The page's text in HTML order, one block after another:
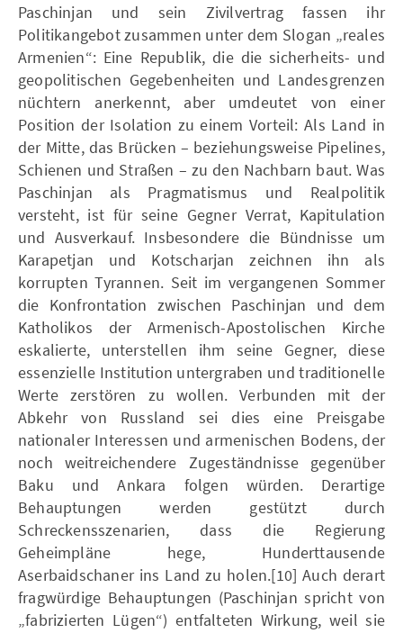
Paschinjan und sein Zivilvertrag fassen ihr
Politikangebot zusammen unter dem Slogan „reales
Armenien“: Eine Republik, die die sicherheits- und
geopolitischen Gegebenheiten und Landesgrenzen
nüchtern anerkennt, aber umdeutet von einer
Position der Isolation zu einem Vorteil: Als Land in
der Mitte, das Brücken – beziehungsweise Pipelines,
Schienen und Straßen – zu den Nachbarn baut. Was
Paschinjan als Pragmatismus und Realpolitik
versteht, ist für seine Gegner Verrat, Kapitulation
und Ausverkauf. Insbesondere die Bündnisse um
Karapetjan und Kotscharjan zeichnen ihn als
korrupten Tyrannen. Seit im vergangenen Sommer
die Konfrontation zwischen Paschinjan und dem
Katholikos der Armenisch-Apostolischen Kirche
eskalierte, unterstellen ihm seine Gegner, diese
essenzielle Institution untergraben und traditionelle
Werte zerstören zu wollen. Verbunden mit der
Abkehr von Russland sei dies eine Preisgabe
nationaler Interessen und armenischen Bodens, der
noch weitreichendere Zugeständnisse gegenüber
Baku und Ankara folgen würden. Derartige
Behauptungen werden gestützt durch
Schreckensszenarien, dass die Regierung
Geheimpläne hege, Hunderttausende
Aserbaidschaner ins Land zu holen.[10] Auch derart
fragwürdige Behauptungen (Paschinjan spricht von
„fabrizierten Lügen“) entfalteten Wirkung, weil sie